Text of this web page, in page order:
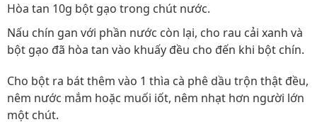
Hòa tan 10g bột gạo trong chút nước.
Nấu chín gan với phần nước còn lại, cho rau cải xanh và
bột gạo đã hòa tan vào khuấy đều cho đến khi bột chín.
Cho bột ra bát thêm vào 1 thìa cà phê dầu trộn thật đều,
nêm nước mắm hoặc muối iốt, nêm nhạt hơn người lớn
một chút.